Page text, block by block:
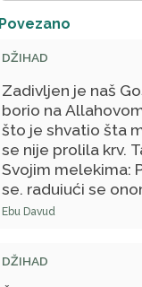
Povezano
DŽIHAD
Zadivljen je naš
borio na
što je shvatio šta
se nije prolila krv.
Svojim melekima:
se, radujući se
strahujući od
Ebu Davud
DŽIHAD